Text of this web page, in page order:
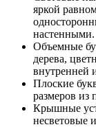
яркой
настенными.
Объемные
дерева,
внутренней
Плоские
размеров из
Крышные
несветовые